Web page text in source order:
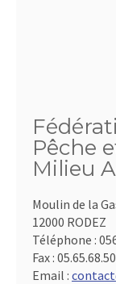
Pêche
Milieu
Moulin de la
12000 RODEZ
Téléphone :
Fax :
Email :